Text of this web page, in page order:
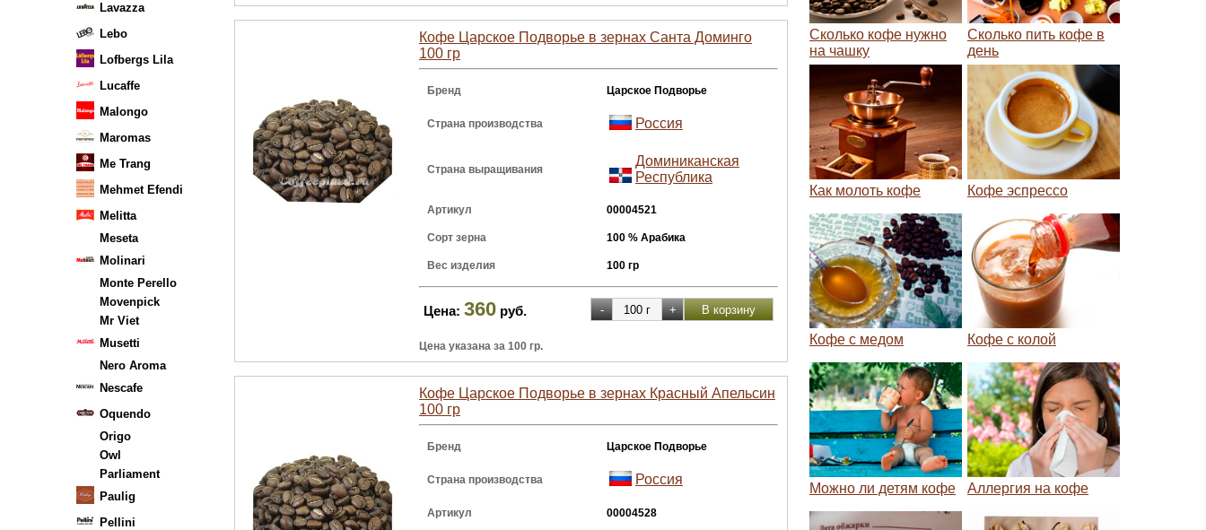
Lavazza
Lebo
Lofbergs Lila
Lucaffe
Malongo
Maromas
Me Trang
Mehmet Efendi
Melitta
Meseta
Molinari
Monte Perello
Movenpick
Mr Viet
Musetti
Nero Aroma
Nescafe
Oquendo
Origo
Owl
Parliament
Paulig
Pellini
Кофе Царское Подворье в зернах Санта Доминго
100 гр
Бренд Царское Подворье
Страна производства Россия
Страна выращивания
Доминиканская
Республика
Артикул 00004521
Сорт зерна 100 % Арабика
Вес изделия 100 гр
Цена: 360 руб.
Цена указана за 100 гр.
Кофе Царское Подворье в зернах Красный Апельсин
100 гр
Бренд Царское Подворье
Страна производства Россия
Артикул 00004528
Сколько кофе нужно
на чашку
Сколько пить кофе в
день
Как молоть кофе Кофе эспрессо
Кофе с медом Кофе с колой
Можно ли детям кофе Аллергия на кофе